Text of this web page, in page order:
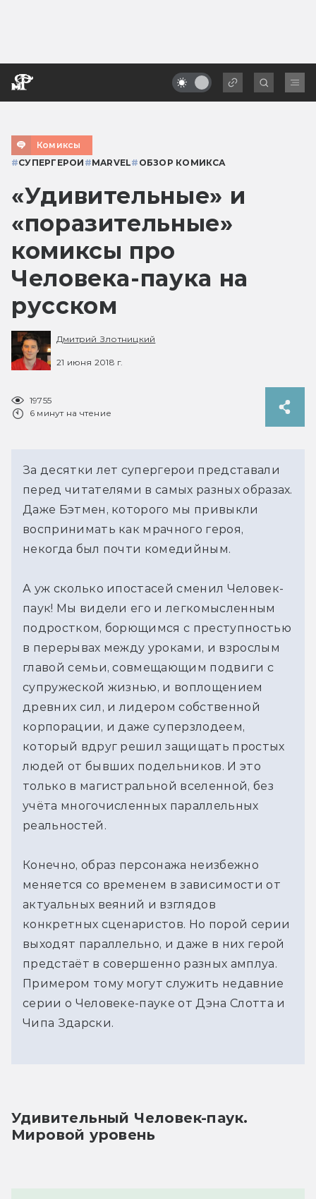
Комиксы
#СУПЕРГЕРОИ #MARVEL# ОБЗОР КОМИКСА
«Удивительные» и
«поразительные»
комиксы про
Человека-паука на
русском
Дмитрий Злотницкий
21 июня 2018 г.
19755
6 минут на чтение
За десятки лет супергерои представали
перед читателями в самых разных образах.
Даже Бэтмен, которого мы привыкли
воспринимать как мрачного героя,
некогда был почти комедийным.
А уж сколько ипостасей сменил Человек-
паук! Мы видели его и легкомысленным
подростком, борющимся с преступностью
в перерывах между уроками, и взрослым
главой семьи, совмещающим подвиги с
супружеской жизнью, и воплощением
древних сил, и лидером собственной
корпорации, и даже суперзлодеем,
который вдруг решил защищать простых
людей от бывших подельников. И это
только в магистральной вселенной, без
учёта многочисленных параллельных
реальностей.
Конечно, образ персонажа неизбежно
меняется со временем в зависимости от
актуальных веяний и взглядов
конкретных сценаристов. Но порой серии
выходят параллельно, и даже в них герой
предстаёт в совершенно разных амплуа.
Примером тому могут служить недавние
серии о Человеке-пауке от Дэна Слотта и
Чипа Здарски.
Удивительный Человек-паук.
Мировой уровень